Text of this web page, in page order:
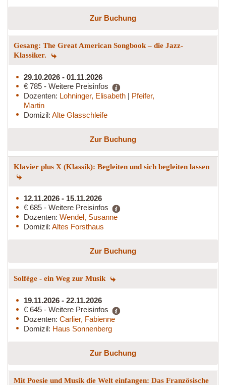
Zur Buchung
Gesang: The Great American Songbook – die Jazz-
Klassiker.
29.10.2026 - 01.11.2026
€ 785 - Weitere Preisinfos
Dozenten: Lohninger, Elisabeth | Pfeifer,
Martin
Domizil: Alte Glasschleife
Zur Buchung
Klavier plus X (Klassik): Begleiten und sich begleiten lassen
12.11.2026 - 15.11.2026
€ 685 - Weitere Preisinfos
Dozenten: Wendel, Susanne
Domizil: Altes Forsthaus
Zur Buchung
Solfège - ein Weg zur Musik
19.11.2026 - 22.11.2026
€ 645 - Weitere Preisinfos
Dozenten: Carlier, Fabienne
Domizil: Haus Sonnenberg
Zur Buchung
Mit Poesie und Musik die Welt einfangen: Das Französische